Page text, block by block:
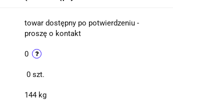
towar dostępny po potwierdzeniu -
proszę o kontakt
0
0 szt.
144 kg